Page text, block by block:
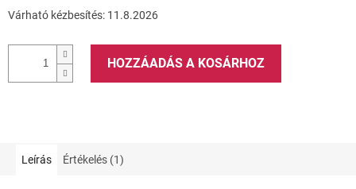
Várható kézbesítés: 11.8.2026
HOZZÁADÁS A KOSÁRHOZ
Leírás Értékelés (1)